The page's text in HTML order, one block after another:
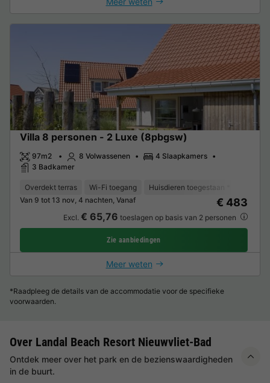
Villa 8 personen - 2 Luxe (8pbgsw)
97m2 8 Volwassenen
4 Slaapkamers
3 Badkamer
Overdekt terras Wi-Fi toegang Huisdieren toegestaan *
Van 9 tot 13 nov, 4 nachten, Vanaf
€ 483
Excl. € 65,76 toeslagen op basis van 2 personen
Zie aanbiedingen
Meer weten
*Raadpleeg de details van de accommodatie voor de specifieke
voorwaarden.
Over Landal Beach Resort Nieuwvliet-Bad
Ontdek meer over het park en de bezienswaardigheden
in de buurt.